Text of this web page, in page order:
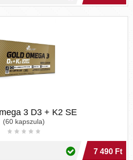
3 D3 + K2 SE
(60 kapszula)
7 490 Ft